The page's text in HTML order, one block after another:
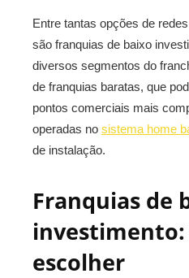
Entre tantas opções de
são franquias de baixo
diversos segmentos do
de franquias baratas, que
pontos comerciais mais
operadas no sistema home
de instalação.
Franquias de
escolher